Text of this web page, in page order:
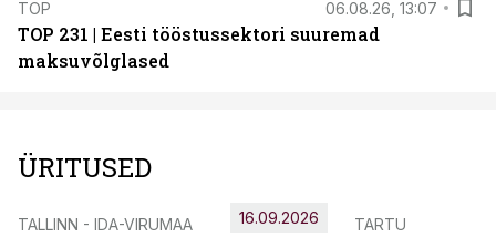
TOP 06.08.26, 13:07
TOP 231 | Eesti tööstussektori suuremad
maksuvõlglased
ÜRITUSED
TALLINN - IDA-VIRUMAA 16.09.2026 TARTU